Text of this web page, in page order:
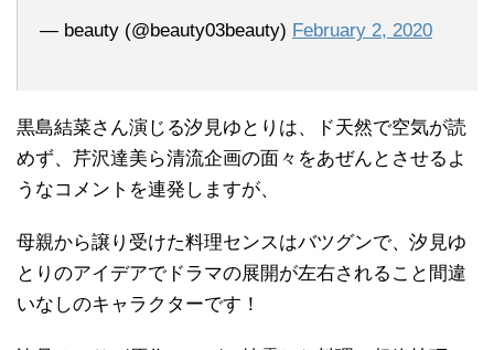
— beauty (@beauty03beauty) February 2, 2020
黒島結菜さん演じる汐見ゆとりは、ド天然で空気が読
めず、芹沢達美ら清流企画の面々をあぜんとさせるよ
うなコメントを連発しますが、
母親から譲り受けた料理センスはバツグンで、汐見ゆ
とりのアイデアでドラマの展開が左右されること間違
いなしのキャラクターです！